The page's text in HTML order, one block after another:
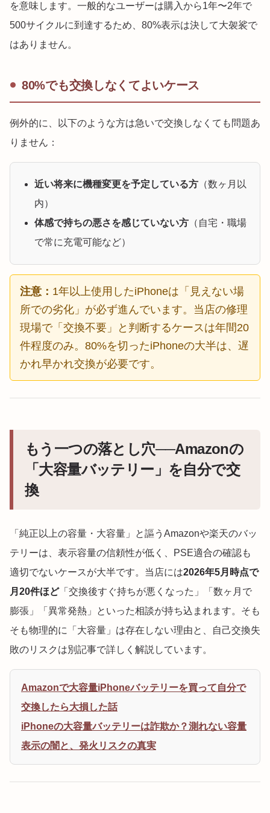
を意味します。一般的なユーザーは購入から1年〜2年で
500サイクルに到達するため、80%表示は決して大袈裟で
はありません。
80%でも交換しなくてよいケース
例外的に、以下のような方は急いで交換しなくても問題あ
りません：
近い将来に機種変更を予定している方 （数ヶ月以
内）
体感で持ちの悪さを感じていない方 （自宅・職場
で常に充電可能など）
注意： 1年以上使用したiPhoneは「見えない場
所での劣化」が必ず進んでいます。当店の修理
現場で「交換不要」と判断するケースは年間20
件程度のみ。80%を切ったiPhoneの大半は、遅
かれ早かれ交換が必要です。
もう一つの落とし穴──Amazonの
「大容量バッテリー」を自分で交
換
「純正以上の容量・大容量」と謳うAmazonや楽天のバッ
テリーは、表示容量の信頼性が低く、PSE適合の確認も
適切でないケースが大半です。当店には2026年5月時点で
月20件ほど「交換後すぐ持ちが悪くなった」「数ヶ月で
膨張」「異常発熱」といった相談が持ち込まれます。そも
そも物理的に「大容量」は存在しない理由と、自己交換失
敗のリスクは別記事で詳しく解説しています。
Amazonで大容量iPhoneバッテリーを買って自分で
交換したら大損した話
iPhoneの大容量バッテリーは詐欺か？測れない容量
表示の闇と、発火リスクの真実